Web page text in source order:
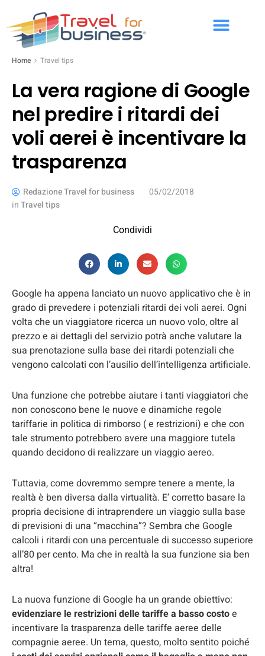
Home Travel tips
La vera ragione di Google
nel predire i ritardi dei
voli aerei è incentivare la
trasparenza
Redazione Travel for business
05/02/2018
inTravel tips
Condividi
Google ha appena lanciato un nuovo applicativo che è in
grado di prevedere i potenziali ritardi dei voli aerei. Ogni
volta che un viaggiatore ricerca un nuovo volo, oltre al
prezzo e ai dettagli del servizio potrà anche valutare la
sua prenotazione sulla base dei ritardi potenziali che
vengono calcolati con l’ausilio dell’intelligenza artificiale.
Una funzione che potrebbe aiutare i tanti viaggiatori che
non conoscono bene le nuove e dinamiche regole
tariffarie in politica di rimborso ( e restrizioni) e che con
tale strumento potrebbero avere una maggiore tutela
quando decidono di realizzare un viaggio aereo.
Tuttavia, come dovremmo sempre tenere a mente, la
realtà è ben diversa dalla virtualità. E’ corretto basare la
propria decisione di intraprendere un viaggio sulla base
di previsioni di una “macchina”? Sembra che Google
calcoli i ritardi con una percentuale di successo superiore
all’80 per cento. Ma che in realtà la sua funzione sia ben
altra!
La nuova funzione di Google ha un grande obiettivo:
evidenziare le restrizioni delle tariffe a basso costoe
incentivare la trasparenza delle tariffe aeree delle
compagnie aeree. Un tema, questo, molto sentito poiché